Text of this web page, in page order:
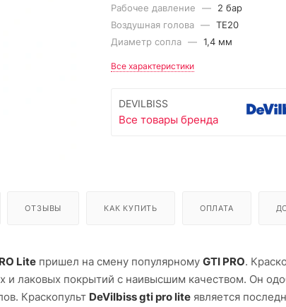
Рабочее давление
—
2 бар
Воздушная голова — TE20
Диаметр сопла — 1,4 мм
Все характеристики
DEVILBISS
Все товары бренда
ОТЗЫВЫ КАК КУПИТЬ ОПЛАТА
Lite пришел на смену популярному GTI PRO.
и лаковых покрытий с наивысшим качеством. Он
Краскопульт DeVilbiss gti pro lite является